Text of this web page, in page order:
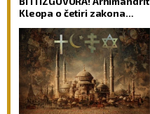
Kleopa o četiri zakona
suditi svetu!